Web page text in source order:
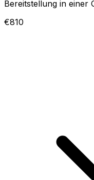
Bereitstellung in einer
€810